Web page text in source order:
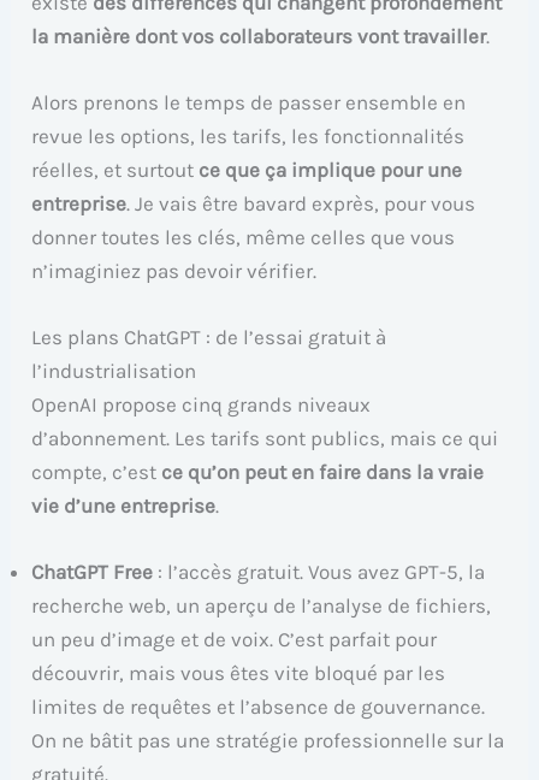
la manière dont vos collaborateurs vont travailler.
Alors prenons le temps de passer ensemble en
revue les options, les tarifs, les fonctionnalités
réelles, et surtout ce que ça implique pour une
entreprise. Je vais être bavard exprès, pour vous
donner toutes les clés, même celles que vous
n’imaginiez pas devoir vérifier.
Les plans ChatGPT : de l’essai gratuit à
l’industrialisation
OpenAI propose cinq grands niveaux
d’abonnement. Les tarifs sont publics, mais ce qui
compte, c’est ce qu’on peut en faire dans la vraie
vie d’une entreprise.
ChatGPT Free : l’accès gratuit. Vous avez GPT-5, la
recherche web, un aperçu de l’analyse de fichiers,
un peu d’image et de voix. C’est parfait pour
découvrir, mais vous êtes vite bloqué par les
limites de requêtes et l’absence de gouvernance.
On ne bâtit pas une stratégie professionnelle sur la
gratuité.